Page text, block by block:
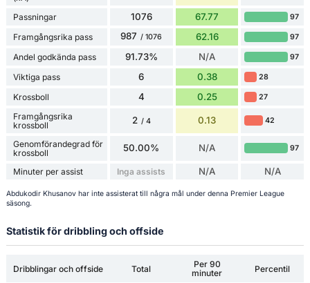
Passningar 1076 67.77 97
Framgångsrika pass 987 / 1076 62.16 97
Andel godkända pass 91.73% N/A 97
Viktiga pass 6 0.38 28
Krossboll 4 0.25 27
Framgångsrika
krossboll
2 / 4 0.13 42
Genomförandegrad för
krossboll
50.00% N/A 97
Minuter per assist Inga assists N/A N/A
Abdukodir Khusanov har inte assisterat till några mål under denna Premier League
säsong.
Statistik för dribbling och offside
Dribblingar och offside Total
Per 90
minuter
Percentil